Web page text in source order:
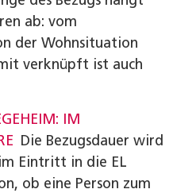
ab: vom
der Wohnsituation
verknüpft ist auch
IM
Die Bezugsdauer wird
Eintritt in die EL
ob eine Person zum